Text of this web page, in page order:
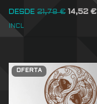
DESDE 21,78€ 14,52 €
INCL
OFERTA